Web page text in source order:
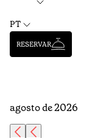
PT
RESERVAR
agosto de 2026